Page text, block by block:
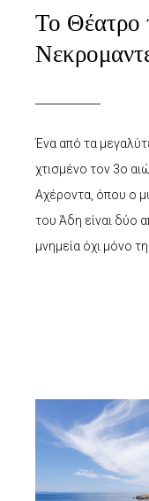
Το Θέατρο
Ένα από τα
χτισμένο τον 3ο
Αχέροντα, όπου ο
του Άδη είναι δύο
μνημεία όχι μόνο